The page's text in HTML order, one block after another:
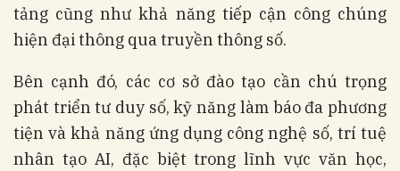
tảng cũng như khả năng tiếp cận công chúng
hiện đại thông qua truyền thông số.
Bên cạnh đó, các cơ sở đào tạo cần chú trọng
phát triển tư duy số, kỹ năng làm báo đa phương
tiện và khả năng ứng dụng công nghệ số, trí tuệ
nhân tạo AI, đặc biệt trong lĩnh vực văn học,